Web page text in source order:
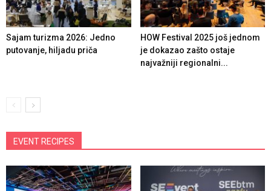
Sajam turizma 2026: Jedno
putovanje, hiljadu priča
HOW Festival 2025 još jednom
je dokazao zašto ostaje
najvažniji regionalni...
EVENT RECIPES